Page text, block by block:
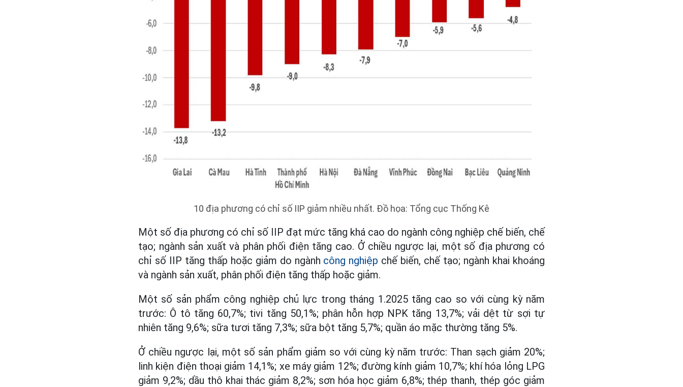
10 địa phương có chỉ số IIP giảm nhiều nhất. Đồ họa: Tổng cục Thống Kê
Một số địa phương có chỉ số IIP đạt mức tăng khá cao do ngành công nghiệp chế biến, chế
tạo; ngành sản xuất và phân phối điện tăng cao. Ở chiều ngược lại, một số địa phương có
chỉ số IIP tăng thấp hoặc giảm do ngành công nghiệp chế biến, chế tạo; ngành khai khoáng
và ngành sản xuất, phân phối điện tăng thấp hoặc giảm.
Một số sản phẩm công nghiệp chủ lực trong tháng 1.2025 tăng cao so với cùng kỳ năm
trước: Ô tô tăng 60,7%; tivi tăng 50,1%; phân hỗn hợp NPK tăng 13,7%; vải dệt từ sợi tự
nhiên tăng 9,6%; sữa tươi tăng 7,3%; sữa bột tăng 5,7%; quần áo mặc thường tăng 5%.
Ở chiều ngược lại, một số sản phẩm giảm so với cùng kỳ năm trước: Than sạch giảm 20%;
linh kiện điện thoại giảm 14,1%; xe máy giảm 12%; đường kính giảm 10,7%; khí hóa lỏng LPG
giảm 9,2%; dầu thô khai thác giảm 8,2%; sơn hóa học giảm 6,8%; thép thanh, thép góc giảm